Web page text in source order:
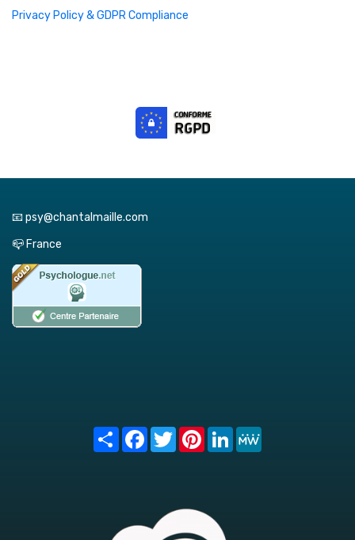
Privacy Policy & GDPR Compliance
📧 psy@chantalmaille.com
📪 France
Share FacebookTwitterPinterest
LinkedIn